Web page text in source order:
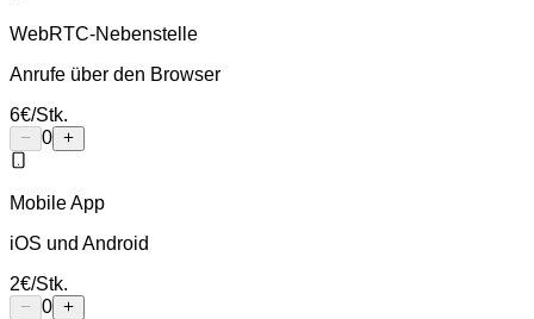
WebRTC-Nebenstelle
Anrufe über den Browser
6€/Stk.
0
Mobile App
iOS und Android
2€/Stk.
0